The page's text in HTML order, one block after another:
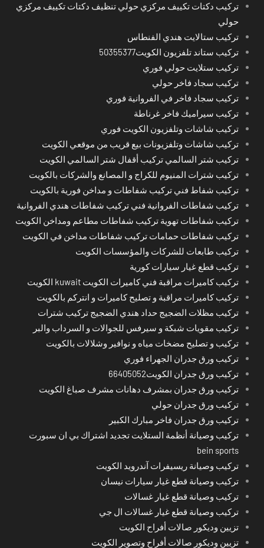
تركيب دكتات تكييف مركزي حولي تنظيف دكتات تكييف مركزي
حولي
تركيب ستالايت هندي الفنطاس
تركيب ستاند تلفزيون الكويت50355377
تركيب ستلايت حولي فوري
تركيب سجاد فاخر حولي
تركيب سجاد فاخر في الفروانية فوري
تركيب سيراميك فاخر غرناطة
تركيب شاشات وتلفزيون الكويت فوري
تركيب شاشات وتلفزيونات بيع قريب من موقعي الكويت
تركيب شتر السالمي تركيب أقفال شتر السالمي الكويت
تركيب شترات المنيوم للكراج و المصانع والشركات بالكويت
تركيب شفاط فني تركيب شفاطات و مداخن فورية بالكويت
تركيب شفاطات الفروانية فني تركيب شفاطات هندي الفروانية
تركيب شفاطات تهوية تركيب شفاطات مطاعم ومداخن الكويت
تركيب شفاطات حمامات تركيب شفاطات مداخن في الكويت
تركيب طابعات للشركات والمؤسسات الكويت
تركيب قطع غيار سيارات كورية
تركيب كاميرات مراقبة فني كاميرات الكويت kuwait الكويت
تركيب كاميرات مراقبة و تصليح كاميرات و انتركم بالكويت
تركيب مظلات الضجيج حداد هندي الضجيج تركيب شترات
تركيب مقويات شبكة و سيرفس للجوالات و السرداب والبر
تركيب و تصليح مضخات مياه و نوافير وشلالات بالكويت
تركيب ورق جدران الجهراء فوري
تركيب ورق جدران الكويت66405052
تركيب ورق جدران بمشرف دهانات مشرف صباغ الكويت
تركيب ورق جدران حولي
تركيب ورق جدران فاخر مبارك الكبير
تركيب وصيانة أنظمة الستلايت تجديد اشتراك بي ان سبورت
bein sports
تركيب وصيانة ريسيفرات آندرويد الكويت
تركيب وصيانة قطع غيار سيارات نيسان
تركيب وصيانة قطع غيار غسالات
تركيب وصيانة قطع غيار غسالات ال جي
تزيين وديكور صالات أفراح الكويت
تزيين وديكور صالات أفراح وتصوير الكويت